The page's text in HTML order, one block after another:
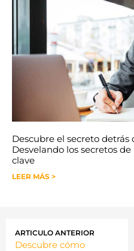
Descubre el secreto detrás
Desvelando los secretos
clave
LEER MÁS >
ARTICULO ANTERIOR
Descubre cómo